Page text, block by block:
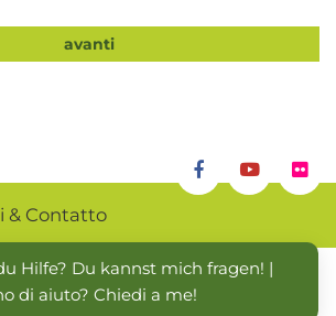
avanti
& Contatto
Hilfe? Du kannst mich fragen! |
di aiuto? Chiedi a me!